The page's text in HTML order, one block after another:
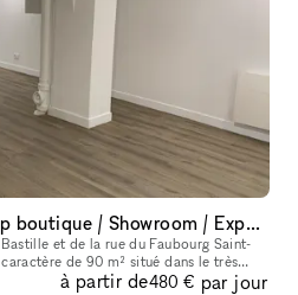
Local atypique – Pop-up boutique / Showroom / Expo – Passage du Chantier, Bastille
et de la rue du Faubourg Saint-
de 90 m² situé dans le très
cœur d’un environnement cré
à partir de480 € par jour